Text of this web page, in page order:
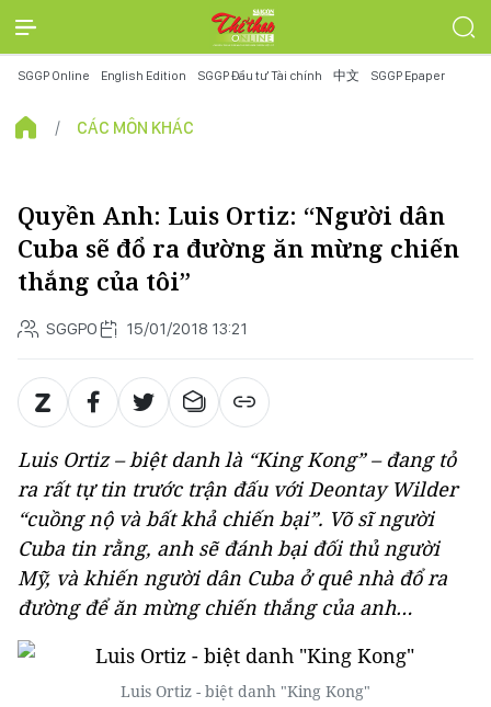
SGGP Online English Edition SGGP Đầu tư Tài chính 中文 SGGP Epaper
CÁC MÔN KHÁC
Quyền Anh: Luis Ortiz: “Người dân
Cuba sẽ đổ ra đường ăn mừng chiến
thắng của tôi”
SGGPO 15/01/2018 13:21
Luis Ortiz – biệt danh là “King Kong” – đang tỏ
ra rất tự tin trước trận đấu với Deontay Wilder
“cuồng nộ và bất khả chiến bại”. Võ sĩ người
Cuba tin rằng, anh sẽ đánh bại đối thủ người
Mỹ, và khiến người dân Cuba ở quê nhà đổ ra
đường để ăn mừng chiến thắng của anh…
Luis Ortiz - biệt danh "King Kong"